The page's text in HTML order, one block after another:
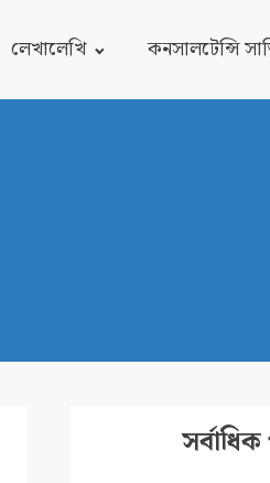
লেখালেখি কনসালটেন্সি